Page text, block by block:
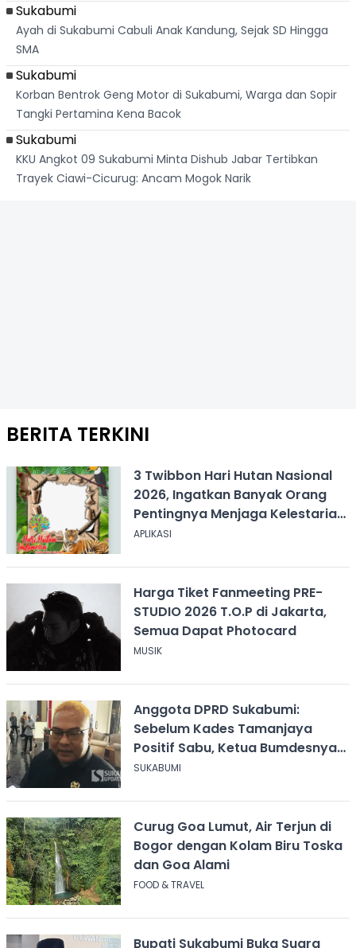
Sukabumi
Ayah di Sukabumi Cabuli Anak Kandung, Sejak SD Hingga
SMA
Sukabumi
Korban Bentrok Geng Motor di Sukabumi, Warga dan Sopir
Tangki Pertamina Kena Bacok
Sukabumi
KKU Angkot 09 Sukabumi Minta Dishub Jabar Tertibkan
Trayek Ciawi-Cicurug: Ancam Mogok Narik
BERITA TERKINI
3 Twibbon Hari Hutan Nasional
2026, Ingatkan Banyak Orang
Pentingnya Menjaga Kelestarian
Hutan
APLIKASI
Harga Tiket Fanmeeting PRE-
STUDIO 2026 T.O.P di Jakarta,
Semua Dapat Photocard
MUSIK
Anggota DPRD Sukabumi:
Sebelum Kades Tamanjaya
Positif Sabu, Ketua Bumdesnya
Juga Terjerat Dugaan Narkoba
SUKABUMI
Curug Goa Lumut, Air Terjun di
Bogor dengan Kolam Biru Toska
dan Goa Alami
FOOD & TRAVEL
Bupati Sukabumi Buka Suara